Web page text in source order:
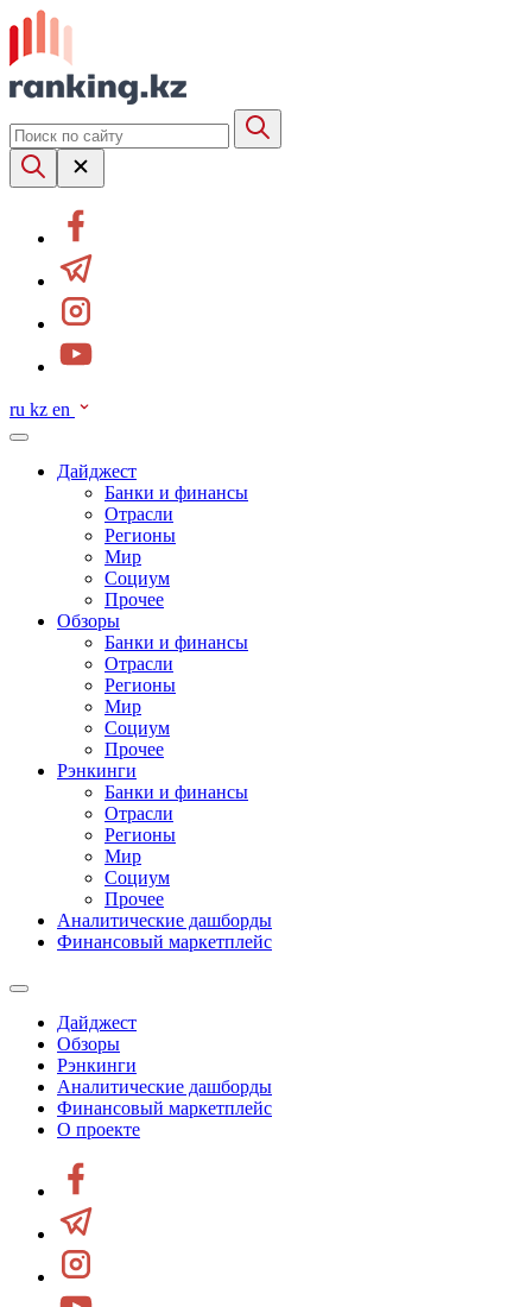
ru kz en
Дайджест
Банки и финансы
Отрасли
Регионы
Мир
Социум
Прочее
Обзоры
Банки и финансы
Отрасли
Регионы
Мир
Социум
Прочее
Рэнкинги
Банки и финансы
Отрасли
Регионы
Мир
Социум
Прочее
Аналитические дашборды
Финансовый маркетплейс
Дайджест
Обзоры
Рэнкинги
Аналитические дашборды
Финансовый маркетплейс
О проекте